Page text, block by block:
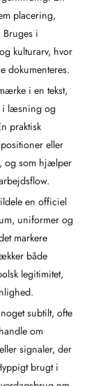
placering,
Bruges i
kulturarv, hvor
dokumenteres.
i en tekst,
i læsning og
praktisk
eller
og som hjælper
en officiel
uniformer og
markere
både
legitimitet,
subtilt, ofte
om
signaler, der
brugt i